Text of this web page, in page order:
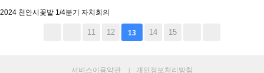
2024 천안시꽃밭 1/4분기 자치회의
11 12 13 14 15
서비스이용약관 개인정보처리방침